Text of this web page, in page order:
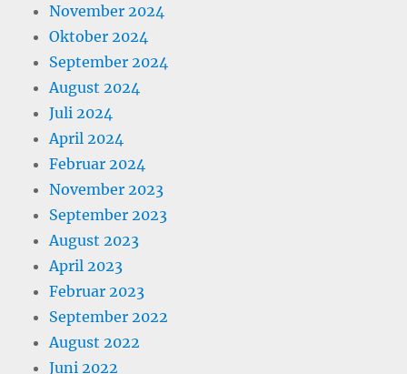
November 2024
Oktober 2024
September 2024
August 2024
Juli 2024
April 2024
Februar 2024
November 2023
September 2023
August 2023
April 2023
Februar 2023
September 2022
August 2022
Juni 2022